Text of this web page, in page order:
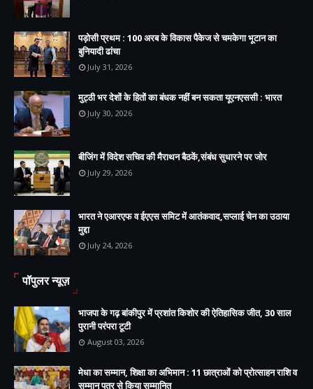
पड़ोसी प्रथम : 100 अरब के विकास पैकेज से चमकेगा भूटान का
बुनियादी ढांचा
July 31, 2026
मुट्ठी भर देशों के हितों का बंधक नहीं बन सकता यूएनएससी : भारत
July 30, 2026
बीजिंग में विदेश सचिव की मैराथन बैठकें,संबंध सुधारने पर जोर
July 29, 2026
भारत ने एआरएफ व ईएएस समिट में आतंकवाद,सप्लाई चेन का उठाया
मुद्दा
July 24, 2026
पॉपुलर न्यूज़
भाजपा के गढ़ बांकीपुर में प्रशांत किशोर की ऐतिहासिक जीत, 30 साल
पुरानी परंपरा टूटी
August 03, 2026
मेधा का सम्मान, शिक्षा का अभिमान : 11 छात्राओं को प्रोत्साहन राशि व
सम्मान पत्र से किया सम्मानित